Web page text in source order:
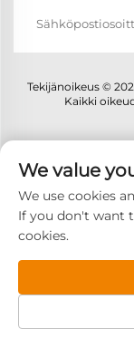
Tekijänoikeus ©
Kaikki
We value
We use cookies
If you don't want
cookies.